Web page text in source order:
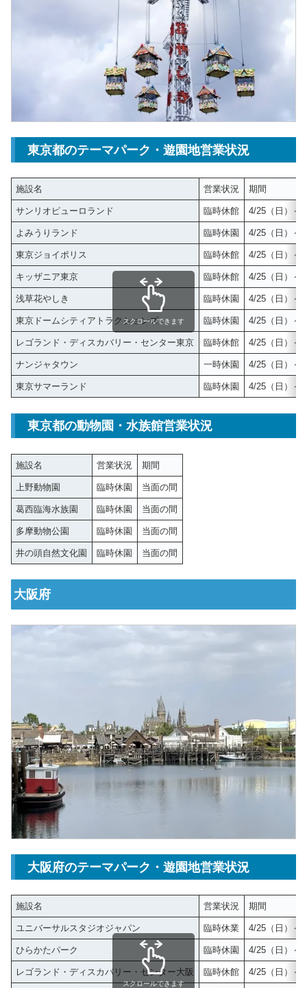
東京都のテーマパーク・遊園地営業状況
施設名 営業状況 期間
サンリオピューロランド 臨時休館 4/25（日）～
よみうりランド 臨時休園 4/25（日）～
東京ジョイポリス 臨時休館 4/25（日）～
キッザニア東京 臨時休館 4/25（日）～
浅草花やしき 臨時休園 4/25（日）～
東京ドームシティアトラクションズ 臨時休園 4/25（日）～
レゴランド・ディスカバリー・センター東京 臨時休館 4/25（日）～
ナンジャタウン 一時休園 4/25（日）～
東京サマーランド 臨時休園 4/25（日）～
スクロールできます
東京都の動物園・水族館営業状況
施設名 営業状況 期間
上野動物園 臨時休園 当面の間
葛西臨海水族園 臨時休園 当面の間
多摩動物公園 臨時休園 当面の間
井の頭自然文化園 臨時休園 当面の間
大阪府
大阪府のテーマパーク・遊園地営業状況
施設名 営業状況 期間
ユニバーサルスタジオジャパン 臨時休業 4/25（日）～
ひらかたパーク 臨時休園 4/25（日）～
レゴランド・ディスカバリー・センター大阪 臨時休館 4/25（日）～
スクロールできます